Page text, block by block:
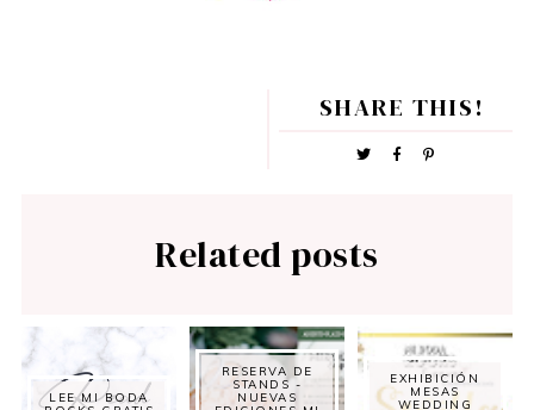
SHARE THIS!
Related posts
LEE MI BODA
RESERVA DE
STANDS -
NUEVAS
EXHIBICIÓN
MESAS
WEDDING